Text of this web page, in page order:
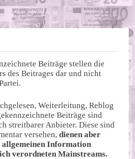
Beiträge stellen die
des Beitrages dar und nicht
Weiterleitung, Reblog
Beiträge sind
streitbarer Anbieter. Diese sind
versehen,dienen aber
allgemeinen Information
verordneten Mainstreams.